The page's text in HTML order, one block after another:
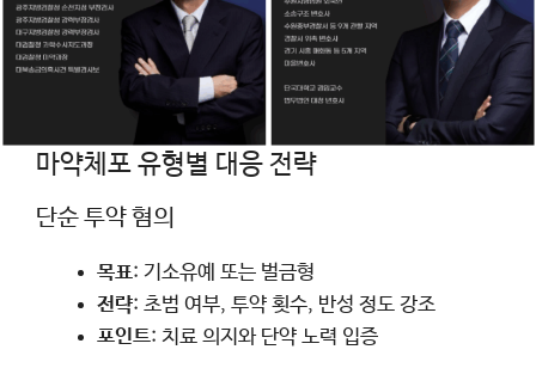
마약체포 유형별 대응 전략
단순 투약 혐의
목표: 기소유예 또는 벌금형
전략: 초범 여부, 투약 횟수, 반성 정도 강조
포인트: 치료 의지와 단약 노력 입증